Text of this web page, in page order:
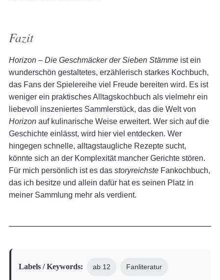
Fazit
Horizon – Die Geschmäcker der Sieben Stämme ist ein
wunderschön gestaltetes, erzählerisch starkes Kochbuch,
das Fans der Spielereihe viel Freude bereiten wird. Es ist
weniger ein praktisches Alltagskochbuch als vielmehr ein
liebevoll inszeniertes Sammlerstück, das die Welt von
Horizon auf kulinarische Weise erweitert. Wer sich auf die
Geschichte einlässt, wird hier viel entdecken. Wer
hingegen schnelle, alltagstaugliche Rezepte sucht,
könnte sich an der Komplexität mancher Gerichte stören.
Für mich persönlich ist es das storyreichste Fankochbuch,
das ich besitze und allein dafür hat es seinen Platz in
meiner Sammlung mehr als verdient.
ab 12 Fanliteratur